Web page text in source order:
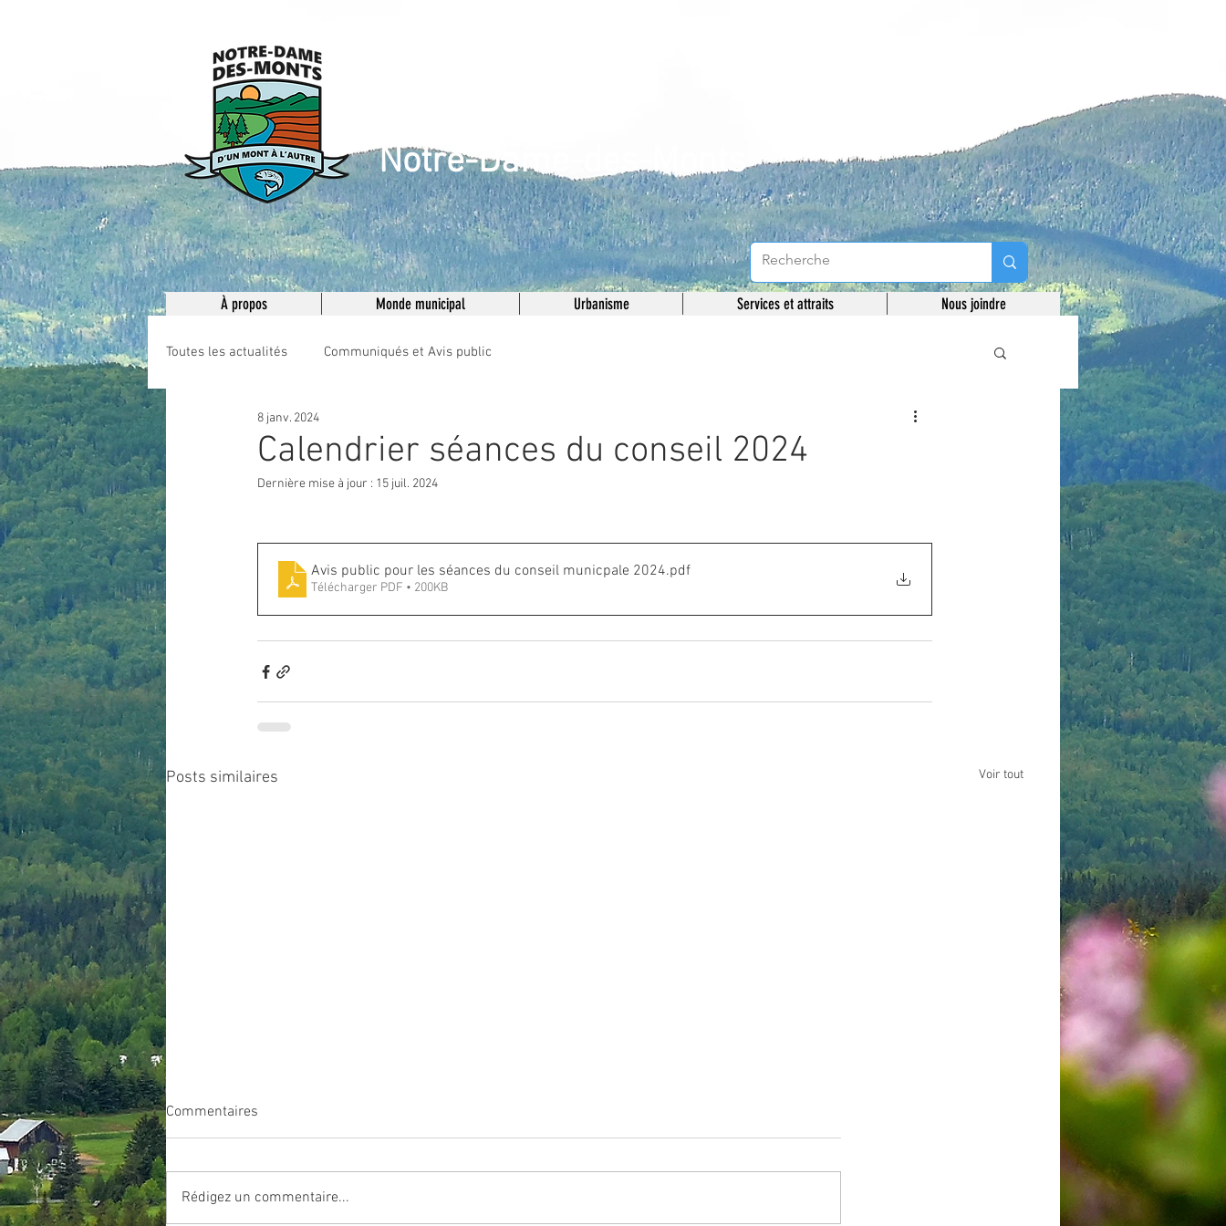
Notre-Dame-des-Monts
À propos Monde municipal Urbanisme Services et attraits Nous joindre
Toutes les actualités Communiqués et Avis public
Calendrier séances du conseil 2024
8 janv. 2024
Dernière mise à jour : 15 juil. 2024
Avis public pour les séances du conseil municpale 2024.pdf
Télécharger PDF • 200KB
Posts similaires Voir tout
Avis de promulgation du
Commentaires
Rédigez un commentaire...